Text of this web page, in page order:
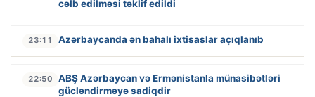
cəlb edilməsi təklif edildi
23:11 Azərbaycanda ən bahalı ixtisaslar açıqlanıb
22:50
ABŞ Azərbaycan və Ermənistanla münasibətləri
gücləndirməyə sadiqdir